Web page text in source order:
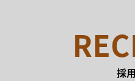
採